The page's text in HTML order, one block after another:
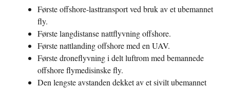
Første offshore-lasttransport ved bruk av et ubemannet
fly.
Første langdistanse nattflyvning offshore.
Første nattlanding offshore med en UAV.
Første droneflyvning i delt luftrom med bemannede
offshore flymedisinske fly.
Den lengste avstanden dekket av et sivilt ubemannet